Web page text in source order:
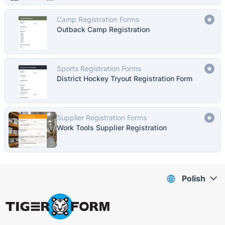
Camp Registration Forms
Outback Camp Registration
Sports Registration Forms
District Hockey Tryout Registration Form
Supplier Registration Forms
Work Tools Supplier Registration
Polish